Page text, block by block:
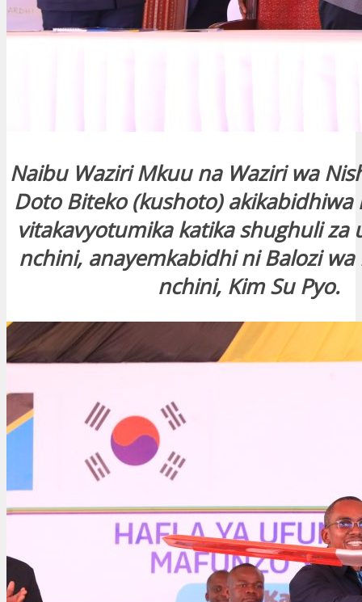
Naibu Waziri Mkuu na Waziri wa
Doto Biteko (kushoto) akikabidhiwa
vitakavyotumika katika shughuli za
nchini, anayemkabidhi ni Balozi wa
nchini, Kim Su Pyo.